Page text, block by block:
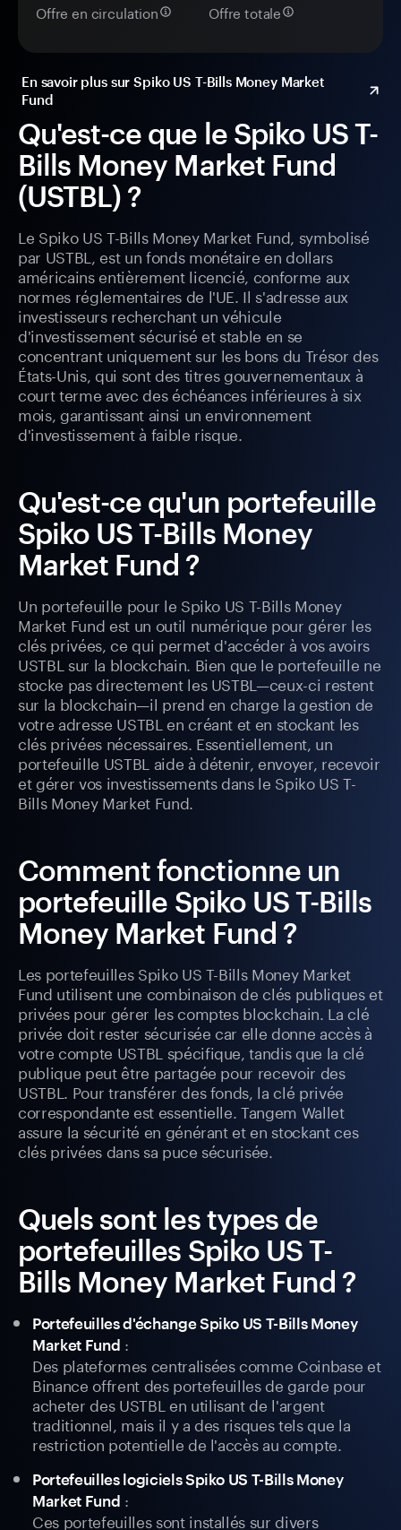
Qu'est-ce que le Spiko US T-
Bills Money Market Fund
(USTBL) ?
Le Spiko US T-Bills Money Market Fund, symbolisé
par USTBL, est un fonds monétaire en dollars
américains entièrement licencié, conforme aux
normes réglementaires de l'UE. Il s'adresse aux
investisseurs recherchant un véhicule
d'investissement sécurisé et stable en se
concentrant uniquement sur les bons du Trésor des
États-Unis, qui sont des titres gouvernementaux à
court terme avec des échéances inférieures à six
mois, garantissant ainsi un environnement
d'investissement à faible risque.
Qu'est-ce qu'un portefeuille
Spiko US T-Bills Money
Market Fund ?
Un portefeuille pour le Spiko US T-Bills Money
Market Fund est un outil numérique pour gérer les
clés privées, ce qui permet d'accéder à vos avoirs
USTBL sur la blockchain. Bien que le portefeuille ne
stocke pas directement les USTBL—ceux-ci restent
sur la blockchain—il prend en charge la gestion de
votre adresse USTBL en créant et en stockant les
clés privées nécessaires. Essentiellement, un
portefeuille USTBL aide à détenir, envoyer, recevoir
et gérer vos investissements dans le Spiko US T-
Bills Money Market Fund.
Comment fonctionne un
portefeuille Spiko US T-Bills
Money Market Fund ?
Les portefeuilles Spiko US T-Bills Money Market
Fund utilisent une combinaison de clés publiques et
privées pour gérer les comptes blockchain. La clé
privée doit rester sécurisée car elle donne accès à
votre compte USTBL spécifique, tandis que la clé
publique peut être partagée pour recevoir des
USTBL. Pour transférer des fonds, la clé privée
correspondante est essentielle. Tangem Wallet
assure la sécurité en générant et en stockant ces
clés privées dans sa puce sécurisée.
Quels sont les types de
portefeuilles Spiko US T-
Bills Money Market Fund ?
Portefeuilles d'échange Spiko US T-Bills Money
Market Fund :
Des plateformes centralisées comme Coinbase et
Binance offrent des portefeuilles de garde pour
acheter des USTBL en utilisant de l'argent
traditionnel, mais il y a des risques tels que la
restriction potentielle de l'accès au compte.
Portefeuilles logiciels Spiko US T-Bills Money
Market Fund :
Ces portefeuilles sont installés sur divers
Offre en circulation Offre totale
En savoir plus sur Spiko US T-Bills Money Market
Fund